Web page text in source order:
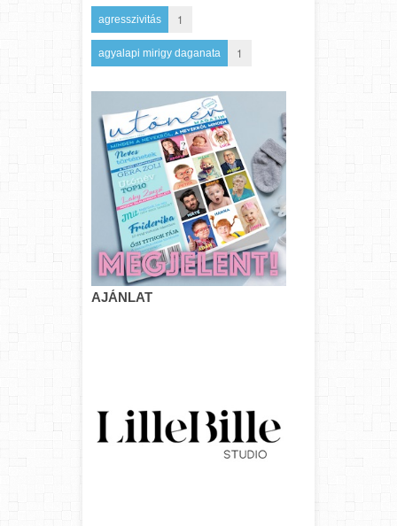
agresszivitás 1
agyalapi mirigy daganata 1
AJÁNLAT